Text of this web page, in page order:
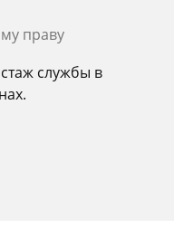
праву
службы в